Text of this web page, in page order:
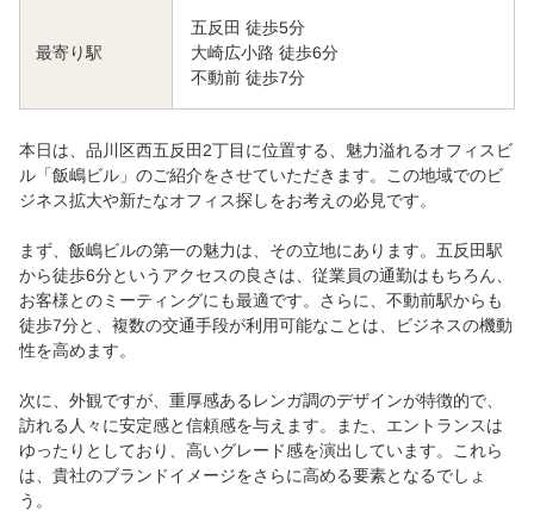
最寄り駅
五反田 徒歩5分
大崎広小路 徒歩6分
不動前 徒歩7分
本日は、品川区西五反田2丁目に位置する、魅力溢れるオフィスビ
ル「飯嶋ビル」のご紹介をさせていただきます。この地域でのビ
ジネス拡大や新たなオフィス探しをお考えの必見です。
まず、飯嶋ビルの第一の魅力は、その立地にあります。五反田駅
から徒歩6分というアクセスの良さは、従業員の通勤はもちろん、
お客様とのミーティングにも最適です。さらに、不動前駅からも
徒歩7分と、複数の交通手段が利用可能なことは、ビジネスの機動
性を高めます。
次に、外観ですが、重厚感あるレンガ調のデザインが特徴的で、
訪れる人々に安定感と信頼感を与えます。また、エントランスは
ゆったりとしており、高いグレード感を演出しています。これら
は、貴社のブランドイメージをさらに高める要素となるでしょ
う。